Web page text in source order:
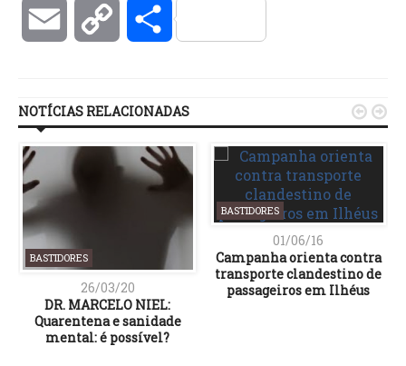
Email Copy Compartilhar
NOTÍCIAS RELACIONADAS
BASTIDORES
26/03/20
DR. MARCELO NIEL:
Quarentena e sanidade
mental: é possível?
BASTIDORES
01/06/16
Campanha orienta contra
transporte clandestino de
passageiros em Ilhéus
 